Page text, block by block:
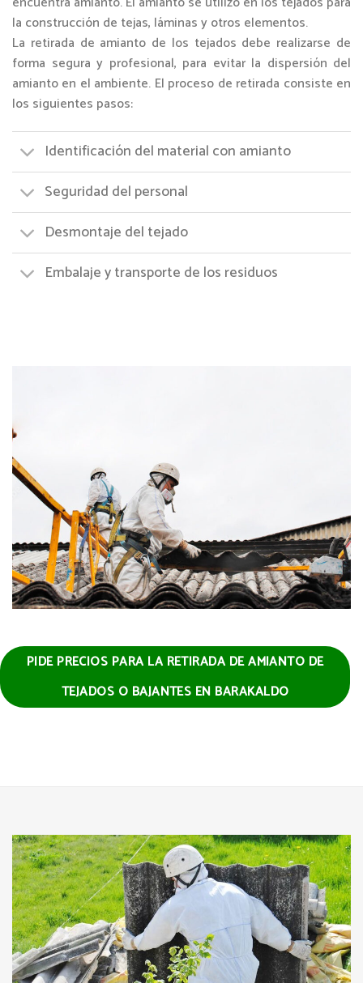
la construcción de tejas, láminas y otros elementos.
La retirada de amianto de los tejados debe realizarse de
forma segura y profesional, para evitar la dispersión del
amianto en el ambiente. El proceso de retirada consiste en
los siguientes pasos:
Identificación del material con amianto
Seguridad del personal
Desmontaje del tejado
Embalaje y transporte de los residuos
PIDE PRECIOS PARA LA RETIRADA DE AMIANTO DE
TEJADOS O BAJANTES EN BARAKALDO